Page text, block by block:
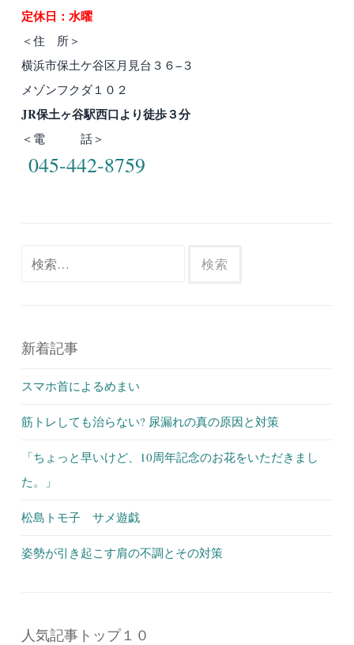
定休日：水曜
＜住 所＞
横浜市保土ケ谷区月見台３６−３
メゾンフクダ１０２
JR保土ヶ谷駅西口より徒歩３分
＜電 話＞
045-442-8759
新着記事
スマホ首によるめまい
筋トレしても治らない? 尿漏れの真の原因と対策
「ちょっと早いけど、10周年記念のお花をいただきまし
た。」
松島トモ子 サメ遊戯
姿勢が引き起こす肩の不調とその対策
人気記事トップ１０